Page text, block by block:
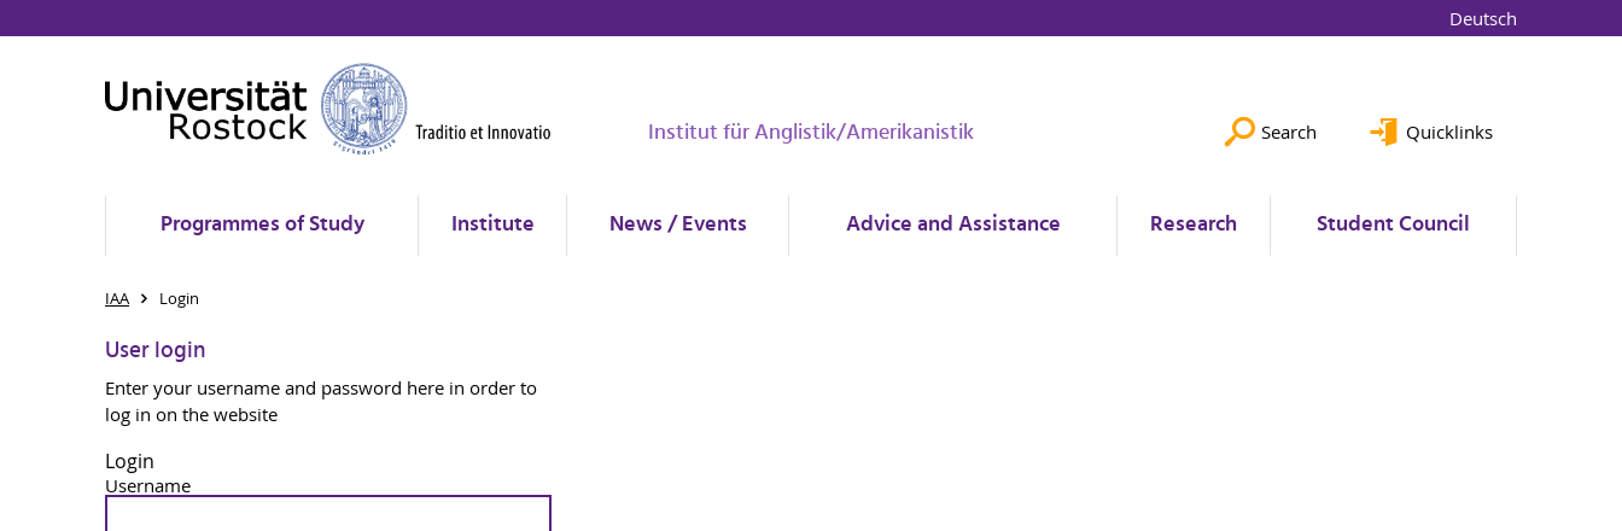
Deutsch
Institut für Anglistik/Amerikanistik Search Quicklinks
Programmes of Study Institute News / Events Advice and Assistance Research Student Council
IAA Login
User login
Enter your username and password here in order to
log in on the website
Login
Username